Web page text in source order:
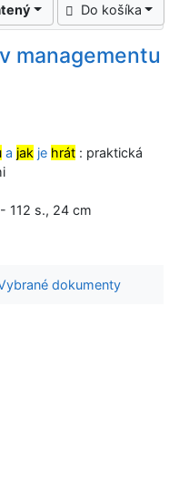
Do košíka
managementu
a jak je hrát : praktická
112 s., 24 cm
dokumenty